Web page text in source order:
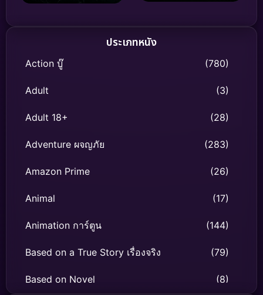
ประเภทหนัง
Action บู๊ (780)
Adult (3)
Adult 18+ (28)
Adventure ผจญภัย (283)
Amazon Prime (26)
Animal (17)
Animation การ์ตูน (144)
Based on a True Story เรื่องจริง (79)
Based on Novel (8)